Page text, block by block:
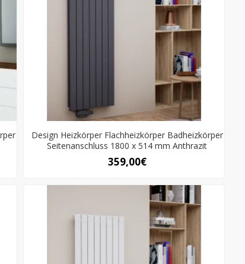
Design Heizkörper Flachheizkörper Badheizkörper
Seitenanschluss 1800 x 514 mm Anthrazit
359,00€